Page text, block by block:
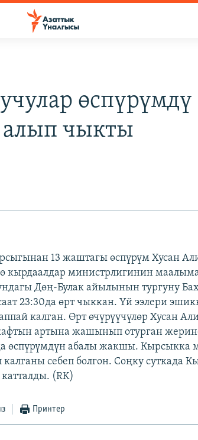
өспүрүмдү
алып чыкты
13 жаштагы өспүрүм Хусан
кырдаалдар министрлигинин
Дөң-Булак айылынын тургуну
23:30да өрт чыккан. Үй ээлери
калган. Өрт өчүрүүчүлөр Хусан
артына жашынып отурган
өспүрүмдүн абалы жакшы. Кырсыкка
себеп болгон. Соңку суткада
(RK)
Принтер